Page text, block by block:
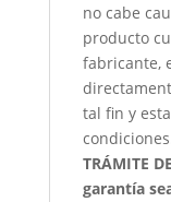
no cabe
producto
fabricante,
tal fin y
TRÁMITE
garantía